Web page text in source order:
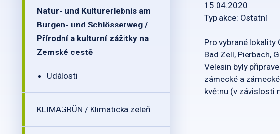
Natur- und Kulturerlebnis am
Burgen- und Schlösserweg /
Přírodní a kulturní zážitky na
Zemské cestě
Události
KLIMAGRÜN / Klimatická zeleň
15.04.2020
Typ akce: Ostatní
Pro vybrané lokality
Bad Zell, Pierbach,
Velesin byly
zámecké a
květnu (v závislosti